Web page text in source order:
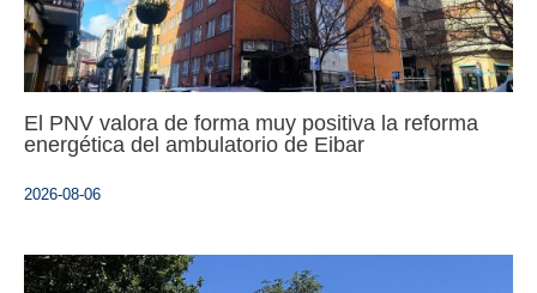
El PNV valora de forma muy positiva la reforma
energética del ambulatorio de Eibar
2026-08-06